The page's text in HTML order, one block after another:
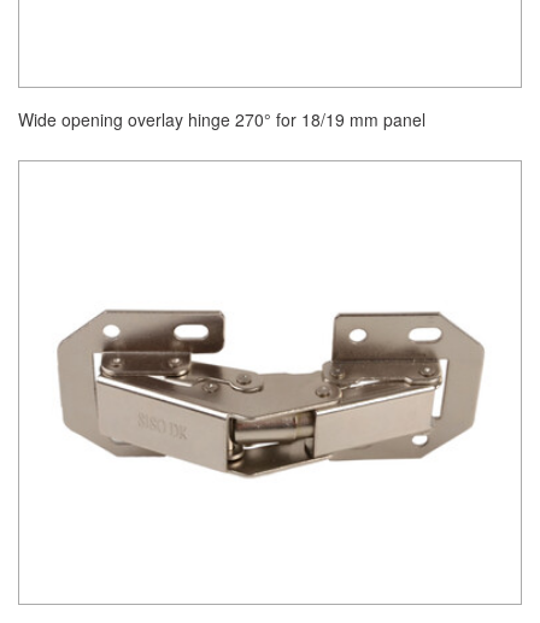
Wide opening overlay hinge 270° for 18/19 mm panel